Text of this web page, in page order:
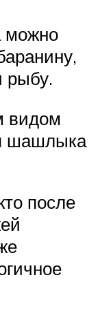
можно
рыбу.
видом
шашлыка
после